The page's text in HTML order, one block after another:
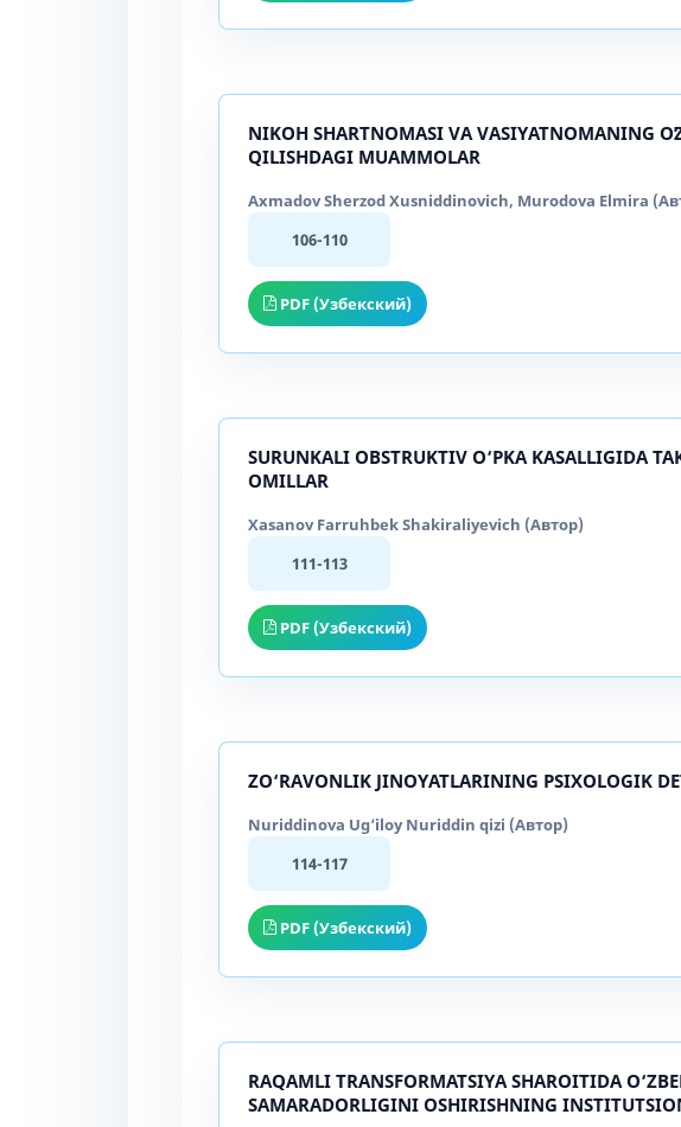
NIKOH SHARTNOMASI VA VASIYATNOMANING
QILISHDAGI MUAMMOLAR
Axmadov Sherzod Xusniddinovich, Murodova Elmira
106-110
PDF (Узбекский)
SURUNKALI OBSTRUKTIV O‘PKA KASALLIGIDA
OMILLAR
Xasanov Farruhbek Shakiraliyevich (Автор)
111-113
PDF (Узбекский)
ZO‘RAVONLIK JINOYATLARINING PSIXOLOGIK
Nuriddinova Ug‘iloy Nuriddin qizi (Автор)
114-117
PDF (Узбекский)
RAQAMLI TRANSFORMATSIYA SHAROITIDA
SAMARADORLIGINI OSHIRISHNING